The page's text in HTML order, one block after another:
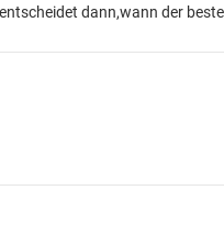
dann,wann der